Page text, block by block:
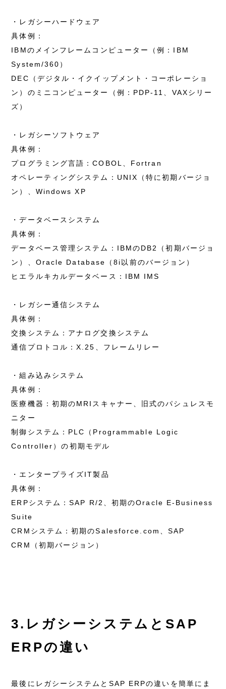
・レガシーハードウェア
具体例：
IBMのメインフレームコンピューター（例：IBM
System/360）
DEC（デジタル・イクイップメント・コーポレーショ
ン）のミニコンピューター（例：PDP-11、VAXシリー
ズ）
・レガシーソフトウェア
具体例：
プログラミング言語：COBOL、Fortran
オペレーティングシステム：UNIX（特に初期バージョ
ン）、Windows XP
・データベースシステム
具体例：
データベース管理システム：IBMのDB2（初期バージョ
ン）、Oracle Database（8i以前のバージョン）
ヒエラルキカルデータベース：IBM IMS
・レガシー通信システム
具体例：
交換システム：アナログ交換システム
通信プロトコル：X.25、フレームリレー
・組み込みシステム
具体例：
医療機器：初期のMRIスキャナー、旧式のパシュレスモ
ニター
制御システム：PLC（Programmable Logic
Controller）の初期モデル
・エンタープライズIT製品
具体例：
ERPシステム：SAP R/2、初期のOracle E-Business
Suite
CRMシステム：初期のSalesforce.com、SAP
CRM（初期バージョン）
3.レガシーシステムとSAP
ERPの違い
最後にレガシーシステムとSAP ERPの違いを簡単にま